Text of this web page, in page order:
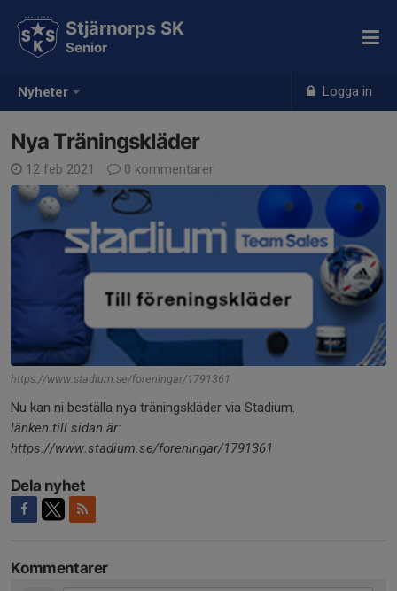
Nyheter Logga in
Stjärnorps SK
Senior
Nya Träningskläder
12 feb 2021 0 kommentarer
https://www.stadium.se/foreningar/1791361
Nu kan ni beställa nya träningskläder via Stadium.
länken till sidan är:
https://www.stadium.se/foreningar/1791361
Dela nyhet
Kommentarer